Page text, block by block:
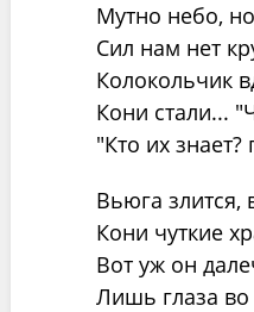
Мутно небо,
Сил нам нет
Колокольчик
Кони стали...
"Кто их
Вьюга злится,
Кони чуткие
Вот уж он
Лишь глаза во